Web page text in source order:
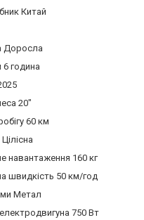
Китай
Доросла
година
20"
60 км
навантаження 160 кг
швидкість 50 км/год
Метал
750 Вт